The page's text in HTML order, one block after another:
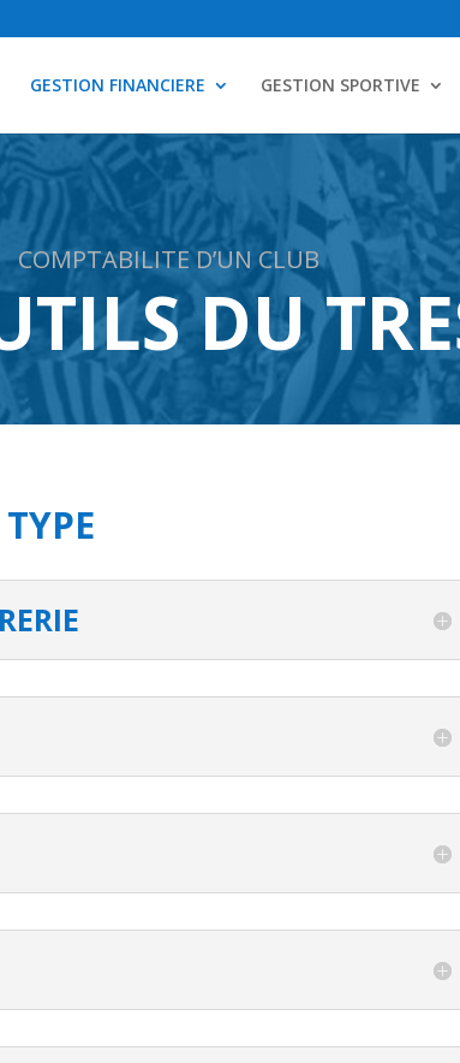
GESTION FINANCIERE GESTION SPORTIVE
COMPTABILITE D’UN CLUB
DU